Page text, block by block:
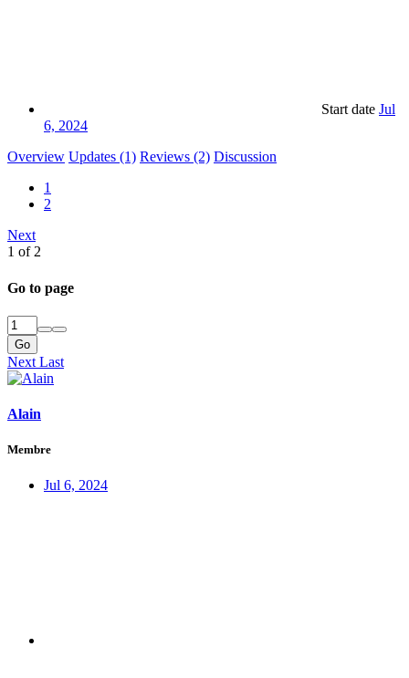
Start date Jul
6, 2024
Overview Updates (1) Reviews (2) Discussion
1
2
Next
1 of 2
Go to page
Go
Next Last
Alain
Membre
Jul 6, 2024